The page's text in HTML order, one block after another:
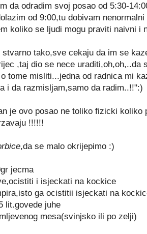
da odradim svoj posao od 5:30-
od 9:00,tu dobivam
koliko se ljudi mogu praviti naivni i
stvarno tako,sve cekaju da im se
,taj dio se nece uraditi,oh,oh,..da
tome misliti...jedna od radnica mi
i da razmisljam,samo da radim..!!":)
je ovo posao ne toliko fizicki
!!!!!!
,da se malo okrijepimo :)
jecma
i isjeckati na kockice
ga ocistitii isjeckati na
lit.govede juhe
mesa(svinjsko ili po zelji)